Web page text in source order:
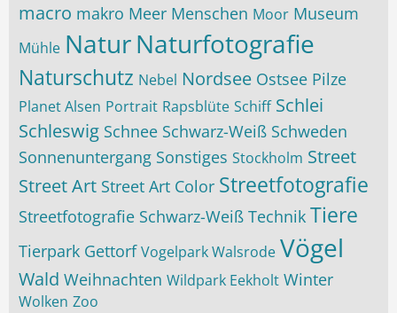
macro makro Meer Menschen Moor Museum
Mühle NaturNaturfotografie
Naturschutz Nebel Nordsee Ostsee Pilze
Planet Alsen Portrait Rapsblüte Schiff Schlei
Schleswig Schnee Schwarz-Weiß Schweden
Sonnenuntergang Sonstiges Stockholm Street
Street Art Street Art Color Streetfotografie
Streetfotografie Schwarz-Weiß Technik Tiere
Tierpark Gettorf Vogelpark Walsrode Vögel
Wald Weihnachten Wildpark Eekholt Winter
Wolken Zoo